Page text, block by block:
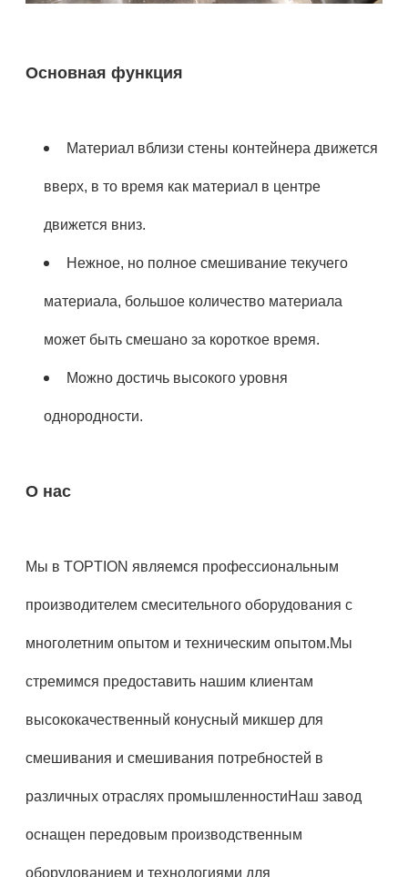
Основная функция
Материал вблизи стены контейнера движется
вверх, в то время как материал в центре
движется вниз.
Нежное, но полное смешивание текучего
материала, большое количество материала
может быть смешано за короткое время.
Можно достичь высокого уровня
однородности.
О нас
Мы в TOPTION являемся профессиональным
производителем смесительного оборудования с
многолетним опытом и техническим опытом.Мы
стремимся предоставить нашим клиентам
высококачественный конусный микшер для
смешивания и смешивания потребностей в
различных отраслях промышленностиНаш завод
оснащен передовым производственным
оборудованием и технологиями для